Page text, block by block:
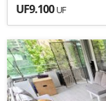
UF9.100UF